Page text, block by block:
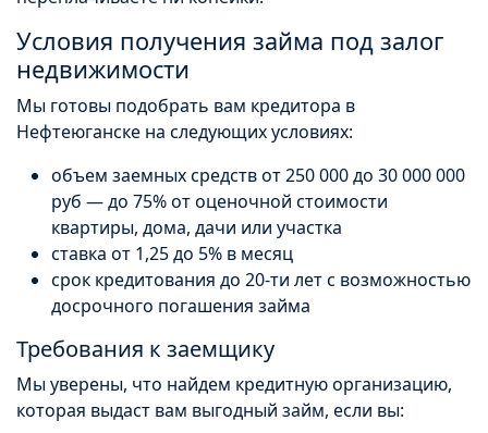
Условия получения займа под залог
недвижимости
Мы готовы подобрать вам кредитора в
Нефтеюганске на следующих условиях:
объем заемных средств от 250 000 до 30 000 000
руб — до 75% от оценочной стоимости
квартиры, дома, дачи или участка
ставка от 1,25 до 5% в месяц
срок кредитования до 20-ти лет с возможностью
досрочного погашения займа
Требования к заемщику
Мы уверены, что найдем кредитную организацию,
которая выдаст вам выгодный займ, если вы: